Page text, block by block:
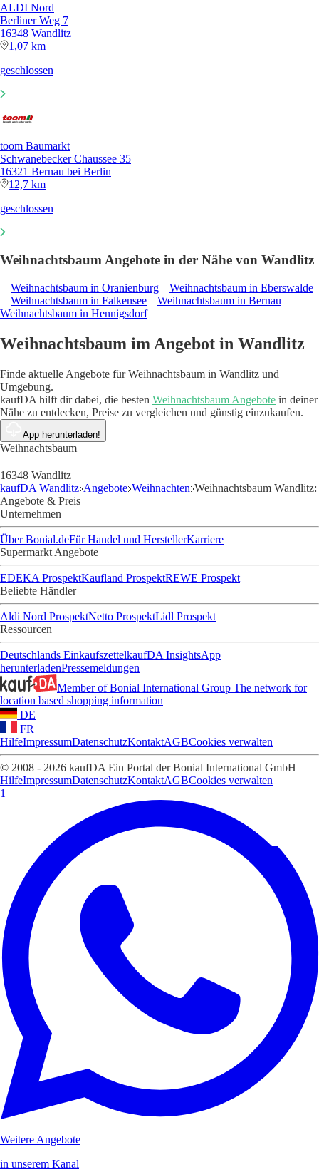
ALDI Nord
Berliner Weg 7
16348 Wandlitz
1,07 km
geschlossen
toom Baumarkt
Schwanebecker Chaussee 35
16321 Bernau bei Berlin
12,7 km
geschlossen
Weihnachtsbaum Angebote in der Nähe von Wandlitz
Weihnachtsbaum in Oranienburg
Weihnachtsbaum in Eberswalde
Weihnachtsbaum in Falkensee
Weihnachtsbaum in Bernau
Weihnachtsbaum in Hennigsdorf
Weihnachtsbaum im Angebot in Wandlitz
Finde aktuelle Angebote für Weihnachtsbaum in Wandlitz und
Umgebung.
kaufDA hilft dir dabei, die besten Weihnachtsbaum Angebote in deiner
Nähe zu entdecken, Preise zu vergleichen und günstig einzukaufen.
App herunterladen!
Weihnachtsbaum
16348 Wandlitz
kaufDA Wandlitz Angebote Weihnachten Weihnachtsbaum Wandlitz:
Angebote & Preis
Unternehmen
Über Bonial.deFür Handel und HerstellerKarriere
Supermarkt Angebote
EDEKA ProspektKaufland ProspektREWE Prospekt
Beliebte Händler
Aldi Nord ProspektNetto ProspektLidl Prospekt
Ressourcen
Deutschlands EinkaufszettelkaufDA InsightsApp
herunterladenPressemeldungen
Member of Bonial International Group The network for
location based shopping information
DE
FR
HilfeImpressumDatenschutzKontaktAGBCookies verwalten
© 2008 - 2026 kaufDA Ein Portal der Bonial International GmbH
HilfeImpressumDatenschutzKontaktAGBCookies verwalten
1
Weitere Angebote
in unserem Kanal